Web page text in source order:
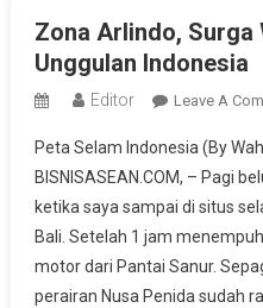
Zona Arlindo, Surga
Unggulan Indonesia
Editor Leave A
Peta Selam Indonesia (By
BISNISASEAN.COM, – Pagi
ketika saya sampai di situs
Bali. Setelah 1 jam
motor dari Pantai Sanur.
perairan Nusa Penida sudah